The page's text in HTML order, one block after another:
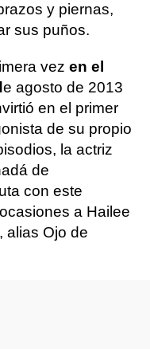
y piernas,
sus puños.
vez en el
e agosto de 2013
en el primer
de su propio
la actriz
de
con este
a Hailee
alias Ojo de